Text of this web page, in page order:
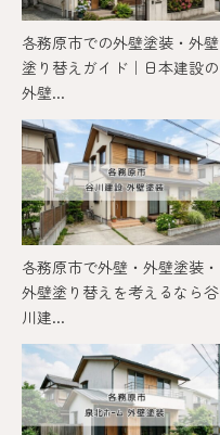
各務原市での外壁塗装・外壁
塗り替えガイド｜日本建設の
外壁...
各務原市で外壁・外壁塗装・
外壁塗り替えを考えるなら谷
川建...